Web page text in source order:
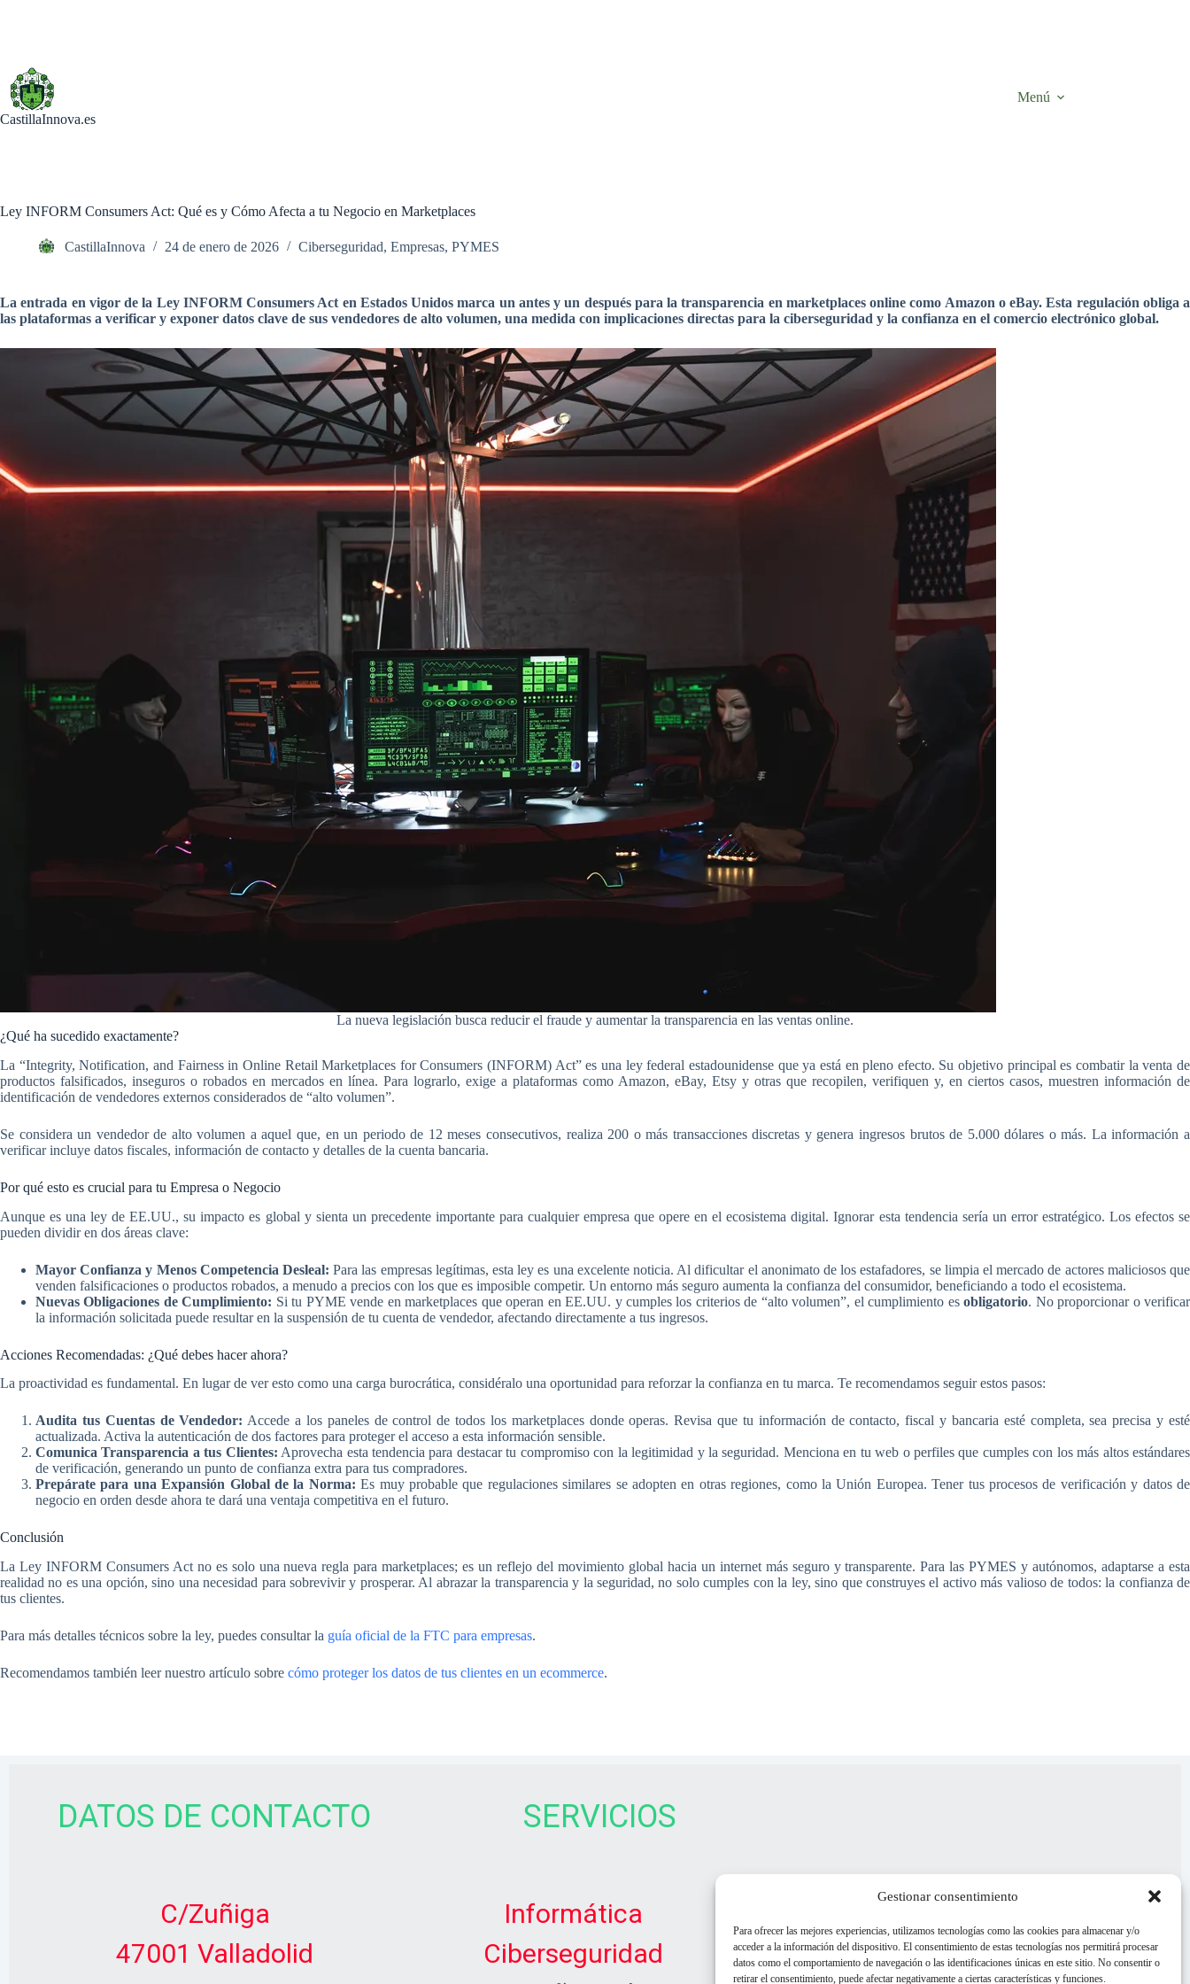
Gestionar consentimiento
Para ofrecer las mejores experiencias, utilizamos tecnologías como las cookies para almacenar y/o
acceder a la información del dispositivo. El consentimiento de estas tecnologías nos permitirá procesar
datos como el comportamiento de navegación o las identificaciones únicas en este sitio. No consentir o
retirar el consentimiento, puede afectar negativamente a ciertas características y funciones.
CastillaInnova.es
Menú
Ley INFORM Consumers Act: Qué es y Cómo Afecta a tu Negocio en Marketplaces
CastillaInnova 24 de enero de 2026 Ciberseguridad, Empresas, PYMES
La entrada en vigor de la Ley INFORM Consumers Act en Estados Unidos marca un antes y un después para la transparencia en marketplaces online como Amazon o eBay. Esta regulación obliga a
las plataformas a verificar y exponer datos clave de sus vendedores de alto volumen, una medida con implicaciones directas para la ciberseguridad y la confianza en el comercio electrónico global.
La nueva legislación busca reducir el fraude y aumentar la transparencia en las ventas online.
¿Qué ha sucedido exactamente?
La “Integrity, Notification, and Fairness in Online Retail Marketplaces for Consumers (INFORM) Act” es una ley federal estadounidense que ya está en pleno efecto. Su objetivo principal es combatir la venta de
productos falsificados, inseguros o robados en mercados en línea. Para lograrlo, exige a plataformas como Amazon, eBay, Etsy y otras que recopilen, verifiquen y, en ciertos casos, muestren información de
identificación de vendedores externos considerados de “alto volumen”.
Se considera un vendedor de alto volumen a aquel que, en un periodo de 12 meses consecutivos, realiza 200 o más transacciones discretas y genera ingresos brutos de 5.000 dólares o más. La información a
verificar incluye datos fiscales, información de contacto y detalles de la cuenta bancaria.
Por qué esto es crucial para tu Empresa o Negocio
Aunque es una ley de EE.UU., su impacto es global y sienta un precedente importante para cualquier empresa que opere en el ecosistema digital. Ignorar esta tendencia sería un error estratégico. Los efectos se
pueden dividir en dos áreas clave:
Mayor Confianza y Menos Competencia Desleal: Para las empresas legítimas, esta ley es una excelente noticia. Al dificultar el anonimato de los estafadores, se limpia el mercado de actores maliciosos que
venden falsificaciones o productos robados, a menudo a precios con los que es imposible competir. Un entorno más seguro aumenta la confianza del consumidor, beneficiando a todo el ecosistema.
Nuevas Obligaciones de Cumplimiento: Si tu PYME vende en marketplaces que operan en EE.UU. y cumples los criterios de “alto volumen”, el cumplimiento esobligatorio. No proporcionar o verificar
la información solicitada puede resultar en la suspensión de tu cuenta de vendedor, afectando directamente a tus ingresos.
Acciones Recomendadas: ¿Qué debes hacer ahora?
La proactividad es fundamental. En lugar de ver esto como una carga burocrática, considéralo una oportunidad para reforzar la confianza en tu marca. Te recomendamos seguir estos pasos:
Audita tus Cuentas de Vendedor: Accede a los paneles de control de todos los marketplaces donde operas. Revisa que tu información de contacto, fiscal y bancaria esté completa, sea precisa y esté
actualizada. Activa la autenticación de dos factores para proteger el acceso a esta información sensible.
Comunica Transparencia a tus Clientes: Aprovecha esta tendencia para destacar tu compromiso con la legitimidad y la seguridad. Menciona en tu web o perfiles que cumples con los más altos estándares
de verificación, generando un punto de confianza extra para tus compradores.
Prepárate para una Expansión Global de la Norma: Es muy probable que regulaciones similares se adopten en otras regiones, como la Unión Europea. Tener tus procesos de verificación y datos de
negocio en orden desde ahora te dará una ventaja competitiva en el futuro.
Conclusión
La Ley INFORM Consumers Act no es solo una nueva regla para marketplaces; es un reflejo del movimiento global hacia un internet más seguro y transparente. Para las PYMES y autónomos, adaptarse a esta
realidad no es una opción, sino una necesidad para sobrevivir y prosperar. Al abrazar la transparencia y la seguridad, no solo cumples con la ley, sino que construyes el activo más valioso de todos: la confianza de
tus clientes.
Para más detalles técnicos sobre la ley, puedes consultar la guía oficial de la FTC para empresas.
Recomendamos también leer nuestro artículo sobre cómo proteger los datos de tus clientes en un ecommerce.
DATOS DE CONTACTO SERVICIOS
C/Zuñiga
47001 Valladolid
Informática
Ciberseguridad